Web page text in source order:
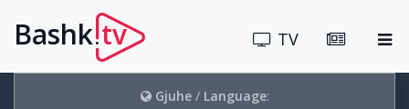
Bashk.tv TV
Gjuhe/ Language: